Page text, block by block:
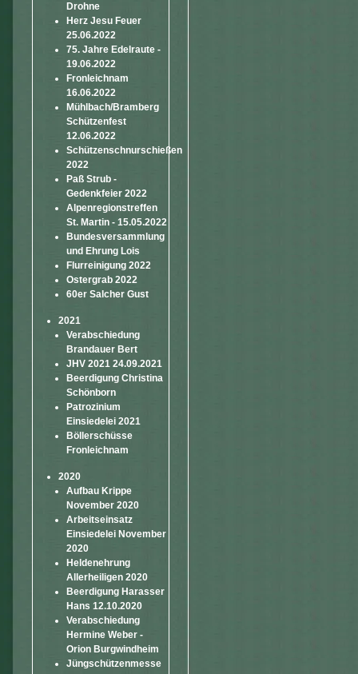
Drohne
Herz Jesu Feuer
25.06.2022
75. Jahre Edelraute -
19.06.2022
Fronleichnam
16.06.2022
Mühlbach/Bramberg
Schützenfest
12.06.2022
Schützenschnurschießen
2022
Paß Strub -
Gedenkfeier 2022
Alpenregionstreffen
St. Martin - 15.05.2022
Bundesversammlung
und Ehrung Lois
Flurreinigung 2022
Ostergrab 2022
60er Salcher Gust
2021
Verabschiedung
Brandauer Bert
JHV 2021 24.09.2021
Beerdigung Christina
Schönborn
Patrozinium
Einsiedelei 2021
Böllerschüsse
Fronleichnam
2020
Aufbau Krippe
November 2020
Arbeitseinsatz
Einsiedelei November
2020
Heldenehrung
Allerheiligen 2020
Beerdigung Harasser
Hans 12.10.2020
Verabschiedung
Hermine Weber -
Orion Burgwindheim
Jüngschützenmesse